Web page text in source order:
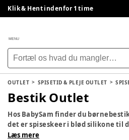
Klik & Hent indenfor 1 time
MENU
OUTLET SPISETID & PLEJE OUTLET
Bestik Outlet
Hos BabySam finder du
det er spiseskeer i blød silikone til
til de lidt ældre, eller de populære
Læs mere